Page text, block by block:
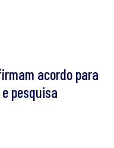
acordo para
pesquisa